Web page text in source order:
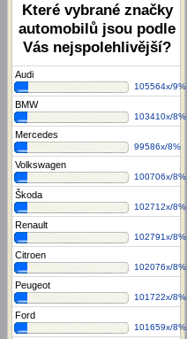
Které vybrané značky
automobilů jsou podle
Vás nejspolehlivější?
Audi
105564x/9%
BMW
103410x/8%
Mercedes
99586x/8%
Volkswagen
100706x/8%
Škoda
102712x/8%
Renault
102791x/8%
Citroen
102076x/8%
Peugeot
101722x/8%
Ford
101659x/8%